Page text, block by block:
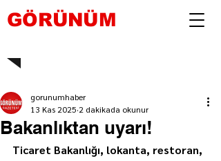
GÖRÜNÜM
Bakanlıktan uyarı!
gorunumhaber
13 Kas 2025 2 dakikada okunur
Ticaret Bakanlığı, lokanta, restoran,